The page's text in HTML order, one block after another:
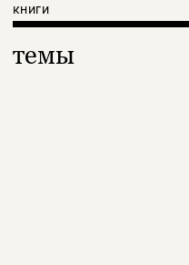
книги
темы